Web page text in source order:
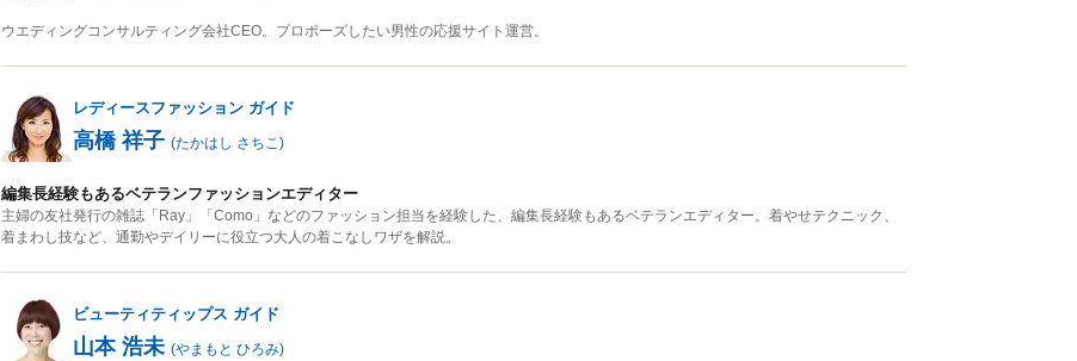
ウエディングコンサルティング会社CEO。プロポーズしたい男性の応援サイト運営。
レディースファッション ガイド
高橋 祥子 (たかはし さちこ )
編集長経験もあるベテランファッションエディター
主婦の友社発行の雑誌「Ray」「Como」などのファッション担当を経験した、編集長経験もあるベテランエディター。着やせテクニック、
着まわし技など、通勤やデイリーに役立つ大人の着こなしワザを解説。
ビューティティップス ガイド
山本 浩未 (やまもと ひろみ)